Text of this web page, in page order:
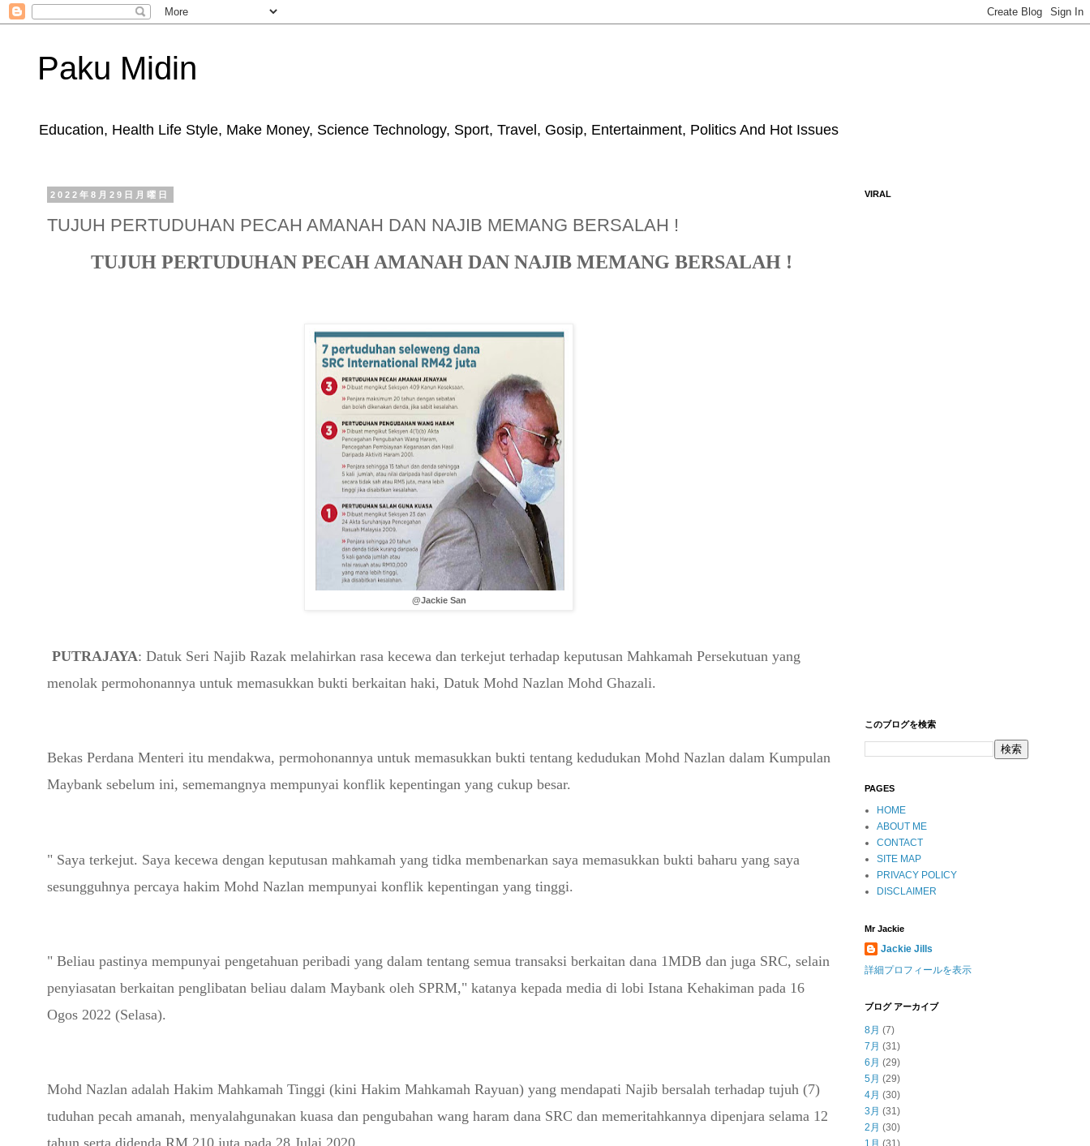
Paku Midin
Education, Health Life Style, Make Money, Science Technology, Sport, Travel, Gosip, Entertainment, Politics And Hot Issues
2022年8月29日月曜日
TUJUH PERTUDUHAN PECAH AMANAH DAN NAJIB MEMANG BERSALAH !
TUJUH PERTUDUHAN PECAH AMANAH DAN NAJIB MEMANG BERSALAH !
@Jackie San
PUTRAJAYA: Datuk Seri Najib Razak melahirkan rasa kecewa dan terkejut terhadap keputusan Mahkamah Persekutuan yang
menolak permohonannya untuk memasukkan bukti berkaitan haki, Datuk Mohd Nazlan Mohd Ghazali.
Bekas Perdana Menteri itu mendakwa, permohonannya untuk memasukkan bukti tentang kedudukan Mohd Nazlan dalam Kumpulan
Maybank sebelum ini, sememangnya mempunyai konflik kepentingan yang cukup besar.
" Saya terkejut. Saya kecewa dengan keputusan mahkamah yang tidka membenarkan saya memasukkan bukti baharu yang saya
sesungguhnya percaya hakim Mohd Nazlan mempunyai konflik kepentingan yang tinggi.
" Beliau pastinya mempunyai pengetahuan peribadi yang dalam tentang semua transaksi berkaitan dana 1MDB dan juga SRC, selain
penyiasatan berkaitan penglibatan beliau dalam Maybank oleh SPRM," katanya kepada media di lobi Istana Kehakiman pada 16
Ogos 2022 (Selasa).
Mohd Nazlan adalah Hakim Mahkamah Tinggi (kini Hakim Mahkamah Rayuan) yang mendapati Najib bersalah terhadap tujuh (7)
tuduhan pecah amanah, menyalahgunakan kuasa dan pengubahan wang haram dana SRC dan memeritahkannya dipenjara selama 12
VIRAL
このブログを検索
PAGES
HOME
ABOUT ME
CONTACT
SITE MAP
PRIVACY POLICY
DISCLAIMER
Mr Jackie
Jackie Jills
詳細プロフィールを表示
ブログ アーカイブ
8月 (7)
7月 (31)
6月 (29)
5月 (29)
4月 (30)
3月 (31)
2月 (30)
1月 (31)